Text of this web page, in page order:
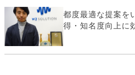
都度最適な提案を
得・知名度向上に